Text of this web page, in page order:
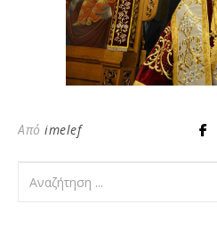
Από imelef